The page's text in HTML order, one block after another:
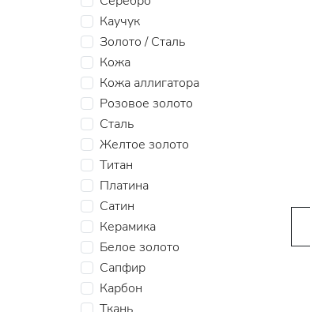
Каучук
Золото / Сталь
Кожа
Кожа аллигатора
Розовое золото
Сталь
Желтое золото
Титан
Платина
Сатин
Керамика
Белое золото
Сапфир
Карбон